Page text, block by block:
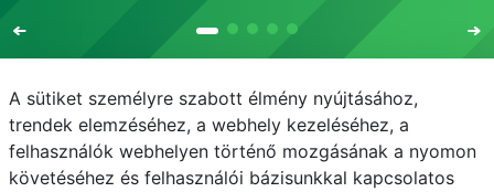
E-mail Telefonkönyv NEPTUN E-learning
A sütiket személyre szabott élmény nyújtásához,
trendek elemzéséhez, a webhely kezeléséhez, a
felhasználók webhelyen történő mozgásának a nyomon
követéséhez és felhasználói bázisunkkal kapcsolatos